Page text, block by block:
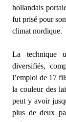
hollandais
fut prisé pour
climat nordique.
La technique
diversifiés,
l’emploi de 17
la couleur des
peut y avoir
plus de deux